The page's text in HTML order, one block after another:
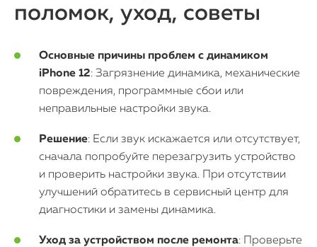
iMac
О нас
Контакты
Статьи
поломок, уход, советы
Основные причины проблем с динамиком
iPhone 12: Загрязнение динамика, механические
повреждения, программные сбои или
неправильные настройки звука.
Решение: Если звук искажается или отсутствует,
сначала попробуйте перезагрузить устройство
и проверить настройки звука. При отсутствии
улучшений обратитесь в сервисный центр для
диагностики и замены динамика.
Уход за устройством после ремонта: Проверьте